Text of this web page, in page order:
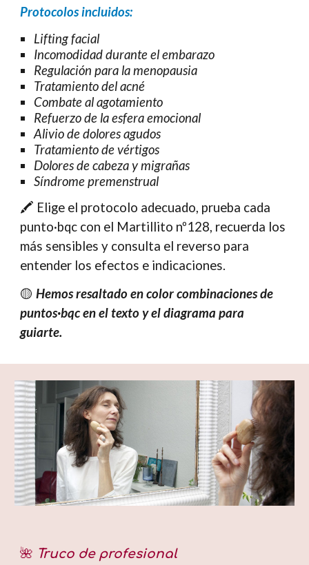
Protocolos incluidos:
Lifting facial
Incomodidad durante el embarazo
Regulación para la menopausia
Tratamiento del acné
Combate al agotamiento
Refuerzo de la esfera emocional
Alivio de dolores agudos
Tratamiento de vértigos
Dolores de cabeza y migrañas
Síndrome premenstrual
🖍️ Elige el protocolo adecuado, prueba cada
punto·bqc con el Martillito nº128, recuerda los
más sensibles y consulta el reverso para
entender los efectos e indicaciones.
🟡Hemos resaltado en color combinaciones de
puntos·bqc en el texto y el diagrama para
guiarte.
🌺 Truco de profesional